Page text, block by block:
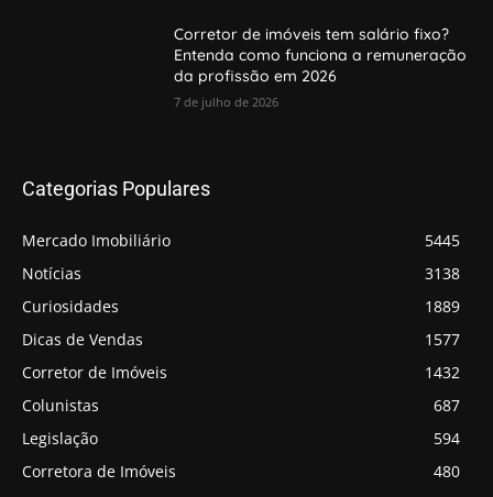
Corretor de imóveis tem salário fixo?
Entenda como funciona a remuneração
da profissão em 2026
7 de julho de 2026
Categorias Populares
Mercado Imobiliário
5445
Notícias
3138
Curiosidades
1889
Dicas de Vendas
1577
Corretor de Imóveis
1432
Colunistas
687
Legislação
594
Corretora de Imóveis
480